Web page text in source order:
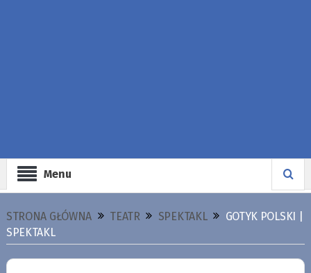
Menu
STRONA GŁÓWNA TEATR SPEKTAKL
GOTYK POLSKI |
SPEKTAKL